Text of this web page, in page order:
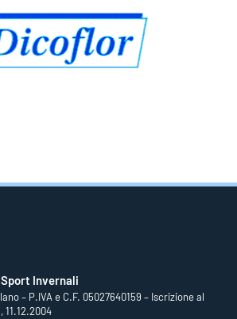
Invernali
– P.IVA e C.F. 05027640159 – Iscrizione al
11.12.2004